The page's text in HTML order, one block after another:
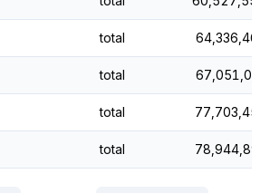
total
total
total
total